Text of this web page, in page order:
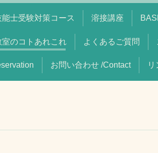
士受験対策コース 溶接講座
室のコトあれこれ よくあるご質問
お問い合わせ /Contact リ